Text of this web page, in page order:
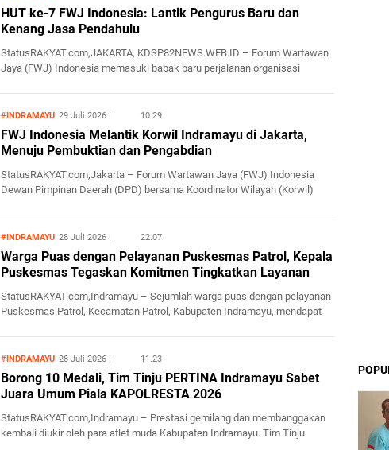
HUT ke-7 FWJ Indonesia: Lantik Pengurus Baru dan
Kenang Jasa Pendahulu
StatusRAKYAT.com,JAKARTA, KDSP82NEWS.WEB.ID – Forum Wartawan
Jaya (FWJ) Indonesia memasuki babak baru perjalanan organisasi
#INDRAMAYU 29 Juli 2026 10.29
FWJ Indonesia Melantik Korwil Indramayu di Jakarta,
Menuju Pembuktian dan Pengabdian
StatusRAKYAT.com,Jakarta – Forum Wartawan Jaya (FWJ) Indonesia
Dewan Pimpinan Daerah (DPD) bersama Koordinator Wilayah (Korwil)
#INDRAMAYU 28 Juli 2026 22.07
Warga Puas dengan Pelayanan Puskesmas Patrol, Kepala
Puskesmas Tegaskan Komitmen Tingkatkan Layanan
StatusRAKYAT.com,Indramayu – Sejumlah warga puas dengan pelayanan
Puskesmas Patrol, Kecamatan Patrol, Kabupaten Indramayu, mendapat
#INDRAMAYU 28 Juli 2026 11.23
Borong 10 Medali, Tim Tinju PERTINA Indramayu Sabet
Juara Umum Piala KAPOLRESTA 2026
StatusRAKYAT.com,Indramayu – Prestasi gemilang dan membanggakan
kembali diukir oleh para atlet muda Kabupaten Indramayu. Tim Tinju